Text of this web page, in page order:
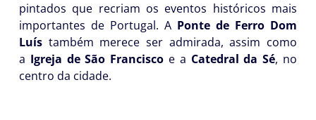
pintados que recriam os eventos históricos mais
importantes de Portugal. A Ponte de Ferro Dom
Luís também merece ser admirada, assim como
a Igreja de São Francisco e a Catedral da Sé, no
centro da cidade.